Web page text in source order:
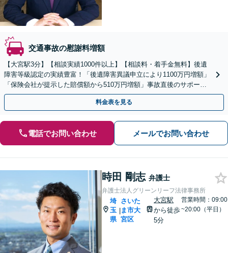
交通事故の慰謝料増額
【大宮駅3分】【相談実績1000件以上】【相談料・着手金無料】後遺
障害等級認定の実績豊富！「後遺障害異議申立により1100万円増額」
「保険会社が提示した賠償額から510万円増額」事故直後のサポート
で早期解決へ【休日・夜間面談】【電話面談】
料金表を見る
電話でお問い合わせ メールでお問い合わせ
時田 剛志 弁護士
弁護士法人グリーンリーフ法律事務所
埼
玉
県
|
さいた
ま市大
宮区
大宮駅
から徒歩
5分
営業時間：09:00
~20:00（平日）